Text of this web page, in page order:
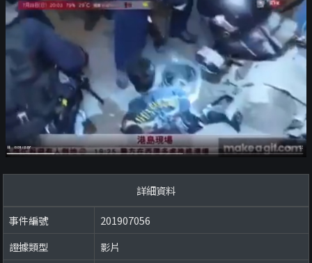
詳細資料
事件編號
201907056
證據類型
影片